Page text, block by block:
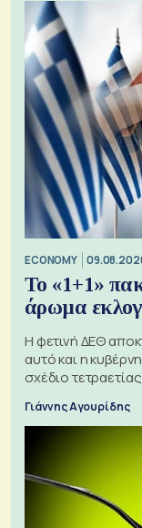
ECONOMY
Το «1+1»
άρωμα
Η φετινή ΔΕΘ
αυτό και η
σχέδιο τετραετίας
Γιάννης Αγουρίδης